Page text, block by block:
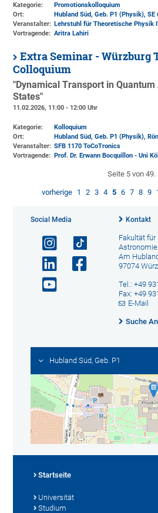
Kategorie:
Promotionskolloquium
Ort:
Hubland Süd, Geb. P1 (Physik), SE
Veranstalter: Lehrstuhl für Theoretische Physik
Vortragende: Aritra Lahiri
Extra Seminar - Würzburg
Colloquium
"Dynamical Transport in
States"
11.02.2026, 11:00 - 12:00 Uhr
Kategorie:
Kolloquium
Ort:
Hubland Süd, Geb. P1 (Physik),
Veranstalter: SFB 1170 ToCoTronics
Vortragende:
Prof. Dr. Erwann Bocquillon - Uni
Seite 5 von 49.
vorherige 1 2 3 4 5 6 7 8 9
Social Media Kontakt
Fakultät für
Astronomie
Am
97074
Tel.: +49
Fax: +49
E-Mail
Suche
Hubland Süd, Geb. P1
Startseite
Universität
Studium